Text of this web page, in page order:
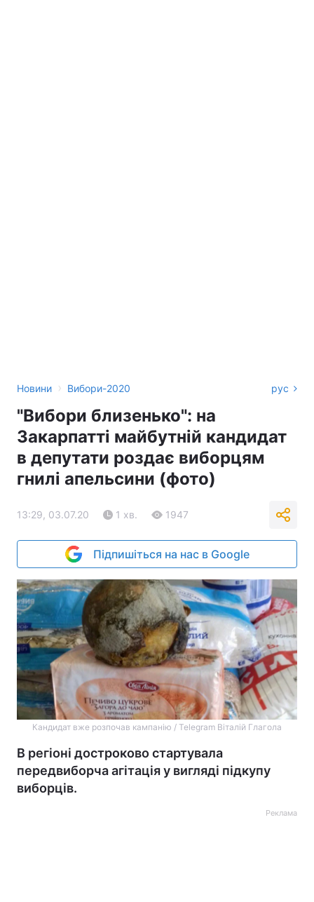
Новини › Вибори-2020 рус
"Вибори близенько": на
Закарпатті майбутній кандидат
в депутати роздає виборцям
гнилі апельсини (фото)
13:29, 03.07.20 1 хв. 1947
Підпишіться на нас в Google
Кандидат вже розпочав кампанію / Telegram Віталій Глагола
В регіоні достроково стартувала
передвиборча агітація у вигляді підкупу
виборців.
Реклама